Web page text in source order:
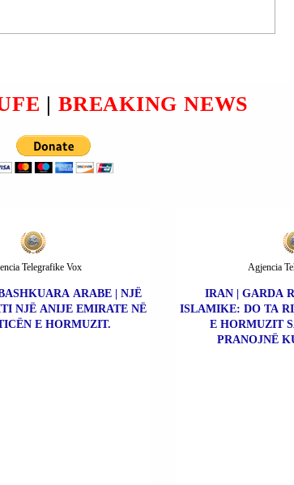
NJË
| BREAKING NEWS
ARABE | NJË
NJË ANIJE EMIRATE NË
E HORMUZIT.
Telegrafike Vox
IRAN | GARDA
ISLAMIKE: DO TA
E HORMUZIT
PRANOJNË
Agjencia